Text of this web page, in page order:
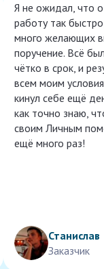
Я не ожидал, что
работу так
много желающих
поручение. Всё
чётко в срок, и
всем моим
кинул себе ещё
как точно знаю,
своим Личным
ещё много раз!
Станислав
Заказчик